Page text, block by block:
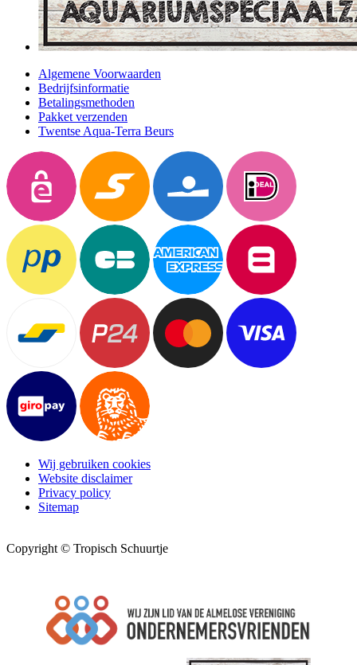
Algemene Voorwaarden
Bedrijfsinformatie
Betalingsmethoden
Pakket verzenden
Twentse Aqua-Terra Beurs
Wij gebruiken cookies
Website disclaimer
Privacy policy
Sitemap
Copyright © Tropisch Schuurtje